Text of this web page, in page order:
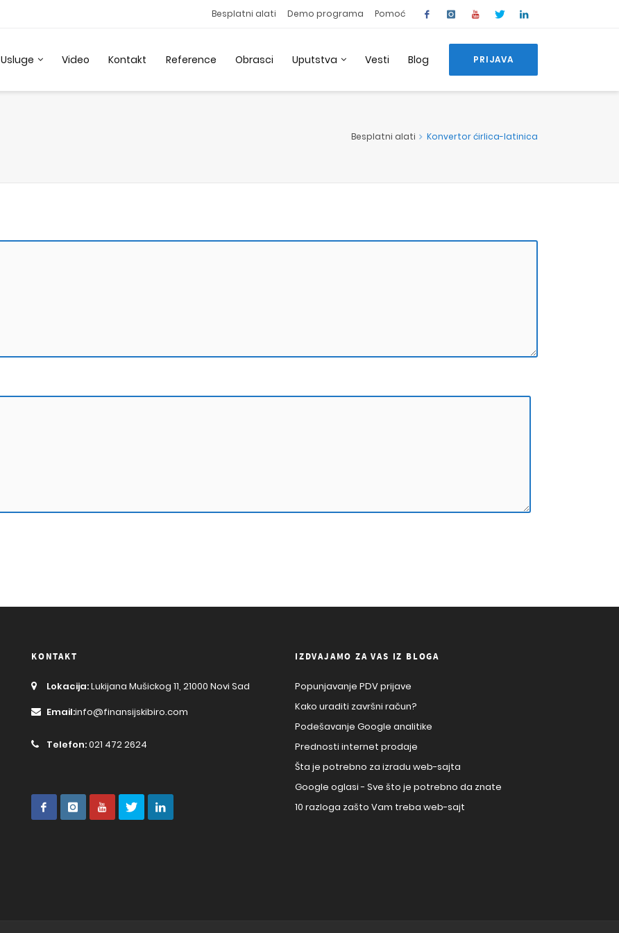
Besplatni alati Demo programa Pomoć
Usluge Video Kontakt Reference Obrasci Uputstva Vesti Blog PRIJAVA
Besplatni alati Konvertor ćirlica-latinica
KONTAKT
Lokacija:Lukijana Mušickog 11, 21000 Novi Sad
Email:info@finansijskibiro.com
Telefon:021 472 2624
IZDVAJAMO ZA VAS IZ BLOGA
Popunjavanje PDV prijave
Kako uraditi završni račun?
Podešavanje Google analitike
Prednosti internet prodaje
Šta je potrebno za izradu web-sajta
Google oglasi - Sve što je potrebno da znate
10 razloga zašto Vam treba web-sajt